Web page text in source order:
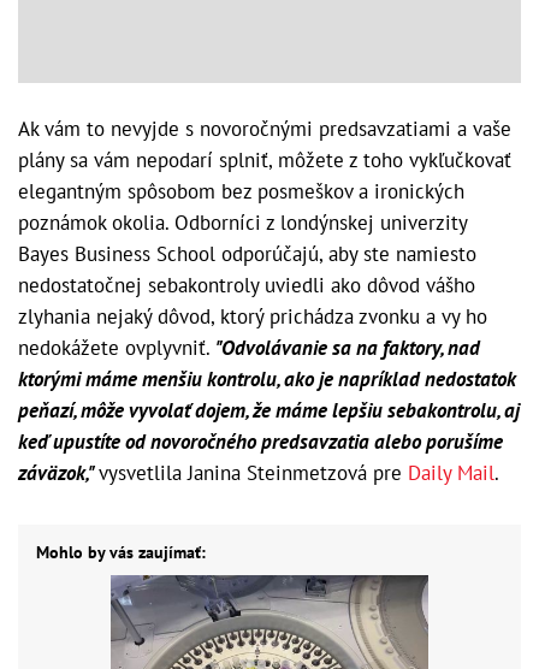
Ak vám to nevyjde s novoročnými predsavzatiami a vaše
plány sa vám nepodarí splniť, môžete z toho vykľučkovať
elegantným spôsobom bez posmeškov a ironických
poznámok okolia. Odborníci z londýnskej univerzity
Bayes Business School odporúčajú, aby ste namiesto
nedostatočnej sebakontroly uviedli ako dôvod vášho
zlyhania nejaký dôvod, ktorý prichádza zvonku a vy ho
nedokážete ovplyvniť. "Odvolávanie sa na faktory, nad
ktorými máme menšiu kontrolu, ako je napríklad nedostatok
peňazí, môže vyvolať dojem, že máme lepšiu sebakontrolu, aj
keď upustíte od novoročného predsavzatia alebo porušíme
záväzok,"vysvetlila Janina Steinmetzová pre Daily Mail.
Mohlo by vás zaujímať: